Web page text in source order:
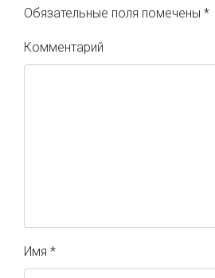
Обязательные поля помечены *
Комментарий
Имя *